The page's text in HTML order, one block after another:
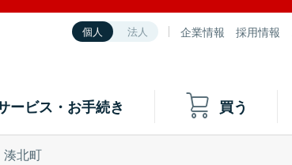
個人 法人 企業情報 採用情報
ービス・お手続き 買う
湊北町